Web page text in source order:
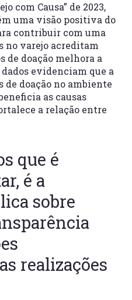
com Causa” de 2023,
uma visão positiva do
contribuir com uma
no varejo acreditam
de doação melhora a
evidenciam que a
doação no ambiente
as causas
a relação entre
que é
é a
sobre
realizações